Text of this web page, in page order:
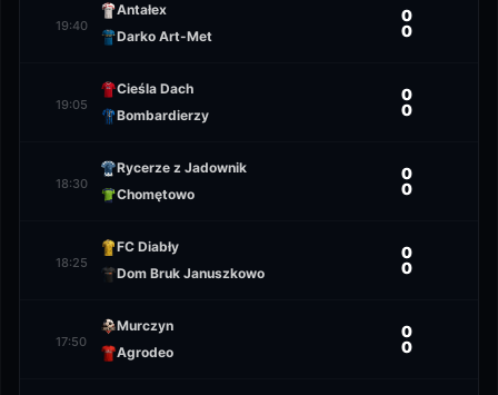
19:40
Antałex
Darko Art-Met
0
0
19:05
Cieśla Dach
Bombardierzy
0
0
18:30
Rycerze z Jadownik
Chomętowo
0
0
18:25
FC Diabły
Dom Bruk Januszkowo
0
0
17:50
Murczyn
Agrodeo
0
0